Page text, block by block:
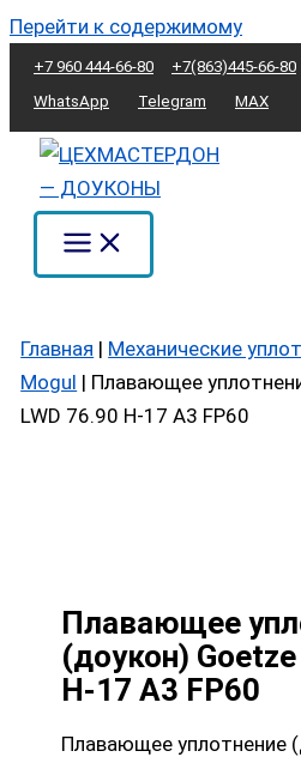
Перейти к содержимому
+7 960 444-66-80
+7(863)445-66-80
WhatsApp
Telegram MAX
Главная | Механические
Mogul | Плавающее
LWD 76.90 H-17 A3 FP60
Плавающее
(доукон)
H-17 A3 FP60
Плавающее уплотнение